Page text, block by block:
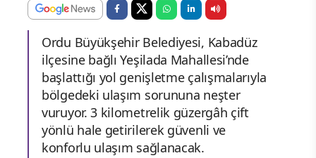
Ordu Büyükşehir Belediyesi, Kabadüz
ilçesine bağlı Yeşilada Mahallesi’nde
başlattığı yol genişletme çalışmalarıyla
bölgedeki ulaşım sorununa neşter
vuruyor. 3 kilometrelik güzergâh çift
yönlü hale getirilerek güvenli ve
konforlu ulaşım sağlanacak.